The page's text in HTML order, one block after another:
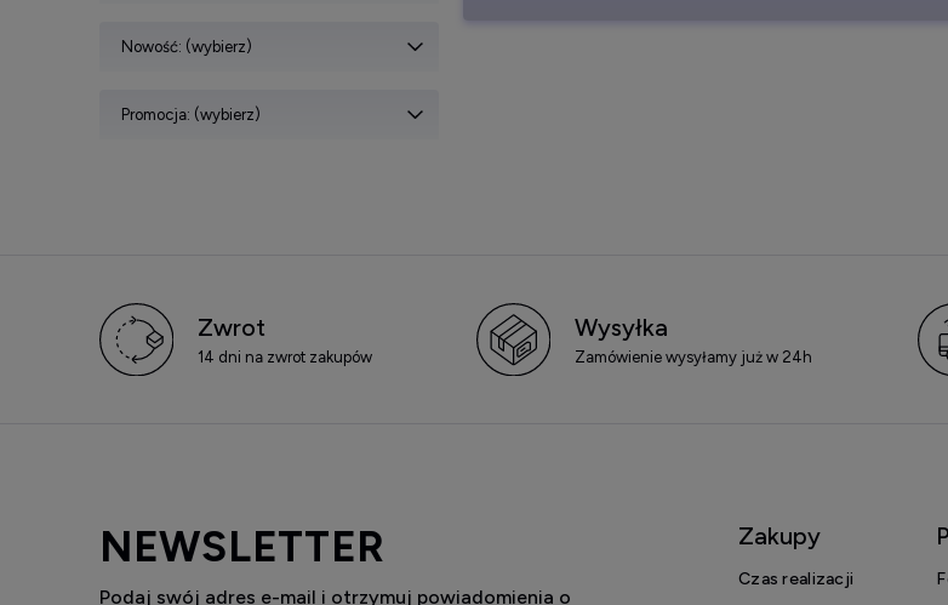
Nowość: (wybierz)
Promocja: (wybierz)
Zwrot
14 dni na zwrot zakupów
Wysyłka
Zamówienie wysyłamy już w 24h
NEWSLETTER
Podaj swój adres e-mail i otrzymuj powiadomienia o
Zakupy
Czas realizacji